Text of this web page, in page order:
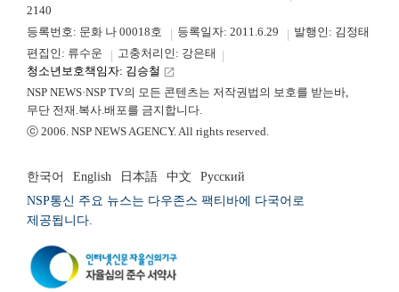
2140
등록번호: 문화 나 00018호
등록일자: 2011.6.29
발행인: 김정태
편집인: 류수운
고충처리인: 강은태
청소년보호책임자: 김승철 launch
NSP NEWS·NSP TV의 모든 콘텐츠는 저작권법의 보호를 받는바,
무단 전재.복사.배포를 금지합니다.
ⓒ 2006. NSP NEWS AGENCY. All rights reserved.
한국어 English 日本語 中文
Русский
NSP통신 주요 뉴스는 다우존스 팩티바에 다국어로
제공됩니다.